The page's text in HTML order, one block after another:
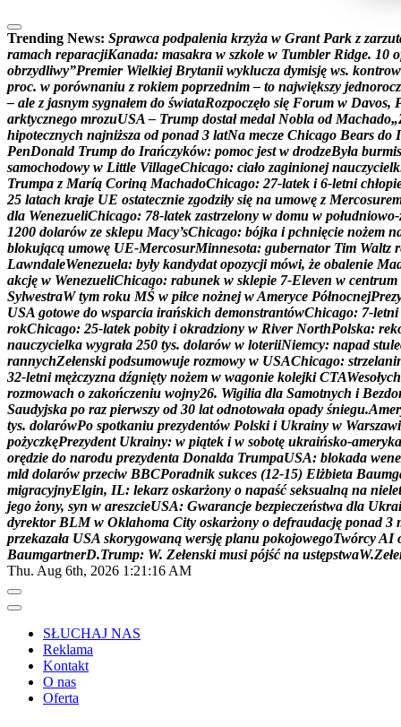
Trending News: Sprawca podpalenia krzyża w Grant Park z zarzut
ramach reparacjiKanada: masakra w szkole w Tumbler Ridge. 10 o
obrzydliwy”Premier Wielkiej Brytanii wyklucza dymisję ws. kontrow
proc. w porównaniu z rokiem poprzednim – to największy jednorocz
– ale z jasnym sygnałem do świataRozpoczęło się Forum w Davos,
arktycznego mrozuUSA – Trump dostał medal Nobla od Machado„
hipotecznych najniższa od ponad 3 latNa mecze Chicago Bears do I
PenDonald Trump do Irańczyków: pomoc jest w drodzeByła burmis
samochodowy w Little VillageChicago: ciało zaginionej nauczycielk
Trumpa z Maríą Coriną MachadoChicago: 27-latek i 6-letni chłopi
25 latach kraje UE ostatecznie zgodziły się na umowę z Mercosure
dla WenezueliChicago: 78-latek zastrzelony w domu w południowo-
1200 dolarów ze sklepu Macy’sChicago: bójka i pchnięcie nożem n
blokującą umowę UE-MercosurMinnesota: gubernator Tim Waltz r
LawndaleWenezuela: były kandydat opozycji mówi, że obalenie Ma
akcję w WenezueliChicago: rabunek w sklepie 7-Eleven w centrum
SylwestraW tym roku MŚ w piłce nożnej wAmeryce PółnocnejPrez
USA gotowe do wsparcia irańskich demonstrantówChicago: 7-letni
rokChicago: 25-latek pobity i okradziony w River NorthPolska: rek
nauczycielka wygrała 250 tys. dolarów w loteriiNiemcy: napad stule
rannychZełenski podsumowuje rozmowy w USAChicago: strzelani
32-letni mężczyzna dźgnięty nożem w wagonie kolejki CTAWesołych
rozmowach o zakończeniu wojny26. Wigilia dla Samotnych i Bezdo
Saudyjska po raz pierwszy od 30 lat odnotowała opady śniegu.Amer
tys. dolarówPo spotkaniu prezydentów Polski i Ukrainy w Warszawi
pożyczkęPrezydent Ukrainy: w piątek i w sobotę ukraińsko-ameryka
orędzie do narodu prezydenta Donalda TrumpaUSA: blokada wene
mld dolarów przeciw BBCPoradnik sukces (12-15) Elżbieta Baumg
migracyjnyElgin, IL: lekarz oskarżony o napaść seksualną na nielet
jego żony, syn w areszcieUSA: Gwarancje bezpieczeństwa dla Ukrai
dyrektor BLM w Oklahoma City oskarżony o defraudację ponad 3
przekazała USA skorygowaną wersję planu pokojowegoTwórcyAI
BaumgartnerD.Trump: W. Zełenski musi pójść na ustępstwaW.Zełe
Thu. Aug 6th, 2026 1:21:17 AM
SŁUCHAJ NAS
Reklama
Kontakt
O nas
Oferta